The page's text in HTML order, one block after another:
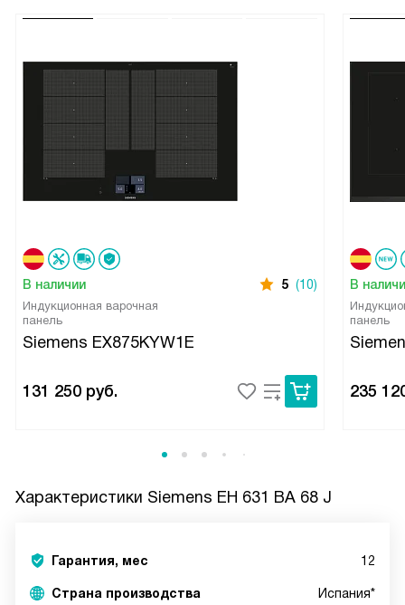
В наличии 5 (10)
Индукционная варочная
панель
Siemens EX875KYW1E
131 250 руб.
В
панель
235
Характеристики Siemens EH 631 BA 68 J
Гарантия, мес 12
Страна производства Испания*